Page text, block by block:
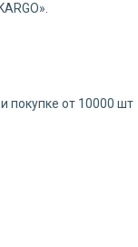
покупке от 10000 шт